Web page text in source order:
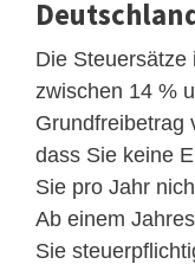
Die Steuersätze
zwischen 14 %
Grundfreibetrag
dass Sie keine
Sie pro Jahr
Ab einem
Sie